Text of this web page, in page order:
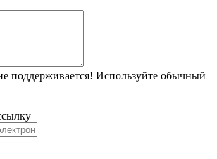
поддерживается! Используйте обычный